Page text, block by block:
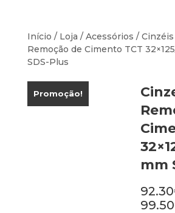
Início / Loja / Acessórios / Cinzéis
Remoção de Cimento TCT
SDS-Plus
Promoção!
mm
92.30
99.50